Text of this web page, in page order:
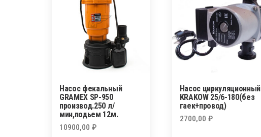
Насос фекальный
GRAMEX SP-950
производ.250 л/
мин,подьем 12м.
10900,00 ₽
Насос циркуляционный
KRAKOW 25/6-180(без
гаек+провод)
2700,00 ₽